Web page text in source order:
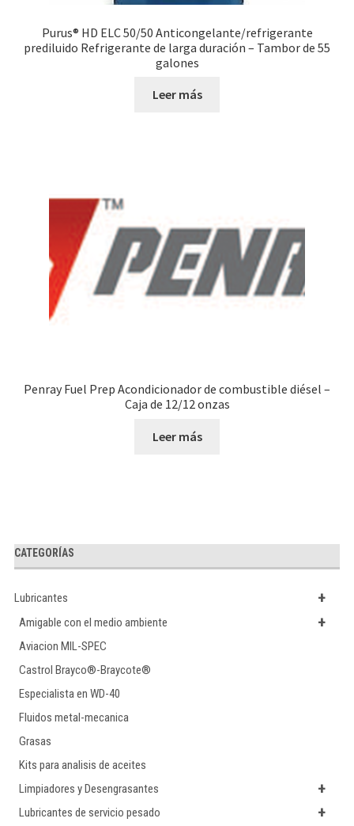
Purus® HD ELC 50/50 Anticongelante/refrigerante
prediluido Refrigerante de larga duración – Tambor de 55
galones
Leer más
Penray Fuel Prep Acondicionador de combustible diésel –
Caja de 12/12 onzas
Leer más
CATEGORÍAS
+
Lubricantes
+
Amigable con el medio ambiente
Aviacion MIL-SPEC
Castrol Brayco®-Braycote®
Especialista en WD-40
Fluidos metal-mecanica
Grasas
Kits para analisis de aceites
+
Limpiadores y Desengrasantes
+
Lubricantes de servicio pesado